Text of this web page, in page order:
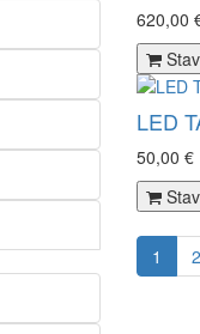
620,00
LED
50,00 €
1 2